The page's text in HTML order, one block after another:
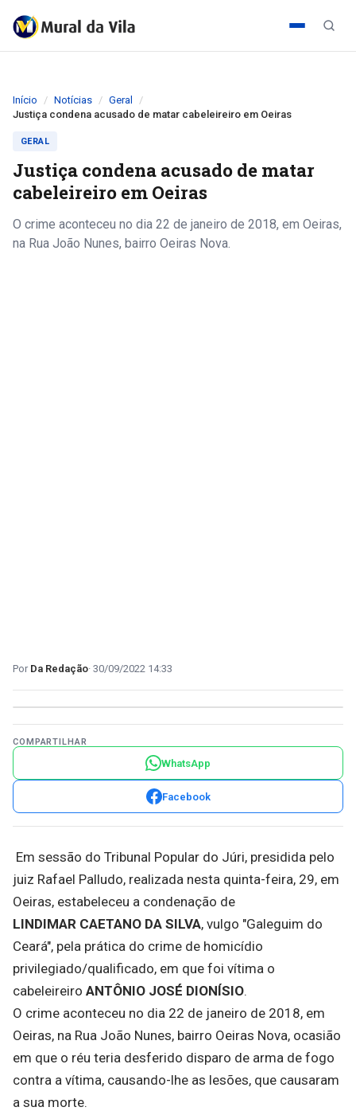
Início Notícias
Geral
Justiça condena acusado de matar cabeleireiro em Oeiras
GERAL
Justiça condena acusado de matar
cabeleireiro em Oeiras
O crime aconteceu no dia 22 de janeiro de 2018, em Oeiras,
na Rua João Nunes, bairro Oeiras Nova.
Da Redação 30/09/2022 14:33
COMPARTILHAR
WhatsApp
Facebook
Em sessão do Tribunal Popular do Júri, presidida pelo
juiz Rafael Palludo, realizada nesta quinta-feira, 29, em
Oeiras, estabeleceu a condenação de
LINDIMAR CAETANO DA SILVA, vulgo "Galeguim do
Ceará", pela prática do crime de homicídio
privilegiado/qualificado, em que foi vítima o
cabeleireiro ANTÔNIO JOSÉ DIONÍSIO.
O crime aconteceu no dia 22 de janeiro de 2018, em
Oeiras, na Rua João Nunes, bairro Oeiras Nova, ocasião
em que o réu teria desferido disparo de arma de fogo
contra a vítima, causando-lhe as lesões, que causaram
a sua morte.